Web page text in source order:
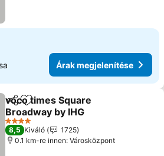
Árak megjelenítése
Megosztás
Hozzáadás a kedvencekhez
voco times Square
Broadway by IHG
Árak megjelenítése
4 Kategória
8,5 Kiváló
1725
0.1 km-re innen: Városközpont